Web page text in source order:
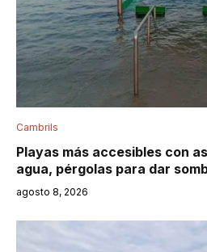
Cambrils
Playas más accesibles con
agua, pérgolas para dar
agosto 8, 2026